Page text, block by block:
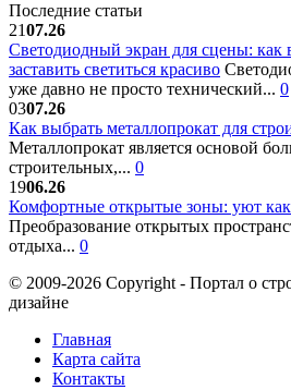
Последние статьи
2107.26
Светодиодный экран для сцены: как
заставить светиться красиво
уже давно не просто технический... 0
0307.26
Как выбрать металлопрокат для
Металлопрокат является основой
строительных,... 0
1906.26
Комфортные открытые зоны: уют
Преобразование открытых
отдыха... 0
© 2009-2026 Copyright - Портал о
дизайне
Главная
Карта сайта
Контакты